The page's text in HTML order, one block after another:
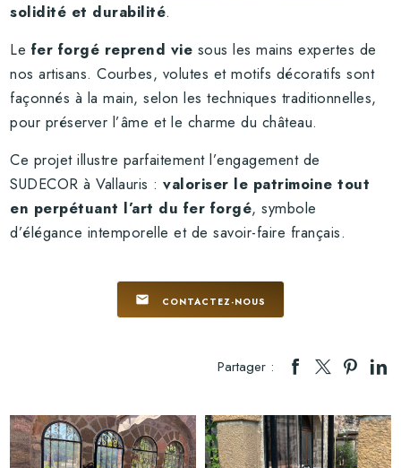
solidité et durabilité.
Le fer forgé reprend vie sous les mains expertes de
nos artisans. Courbes, volutes et motifs décoratifs sont
façonnés à la main, selon les techniques traditionnelles,
pour préserver l’âme et le charme du château.
Ce projet illustre parfaitement l’engagement de
SUDECOR à Vallauris :valoriser le patrimoine tout
en perpétuant l’art du fer forgé, symbole
d’élégance intemporelle et de savoir-faire français.
mail CONTACTEZ-NOUS
Partager :